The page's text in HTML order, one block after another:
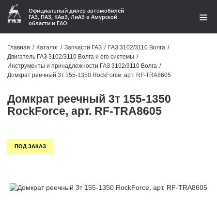
Официальный дилер автомобилей
ГАЗ, ПАЗ, КАвЗ, ЛиАЗ в Амурской
области и ЕАО
Акции
Контакты
Гарантии
Главная / Каталог / Запчасти ГАЗ / ГАЗ 3102/3110 Волга /
Двигатель ГАЗ 3102/3110 Волга и его системы /
Инструменты и принадлежности ГАЗ 3102/3110 Волга /
Домкрат реечный 3т 155-1350 RockForce, арт. RF-TRA8605
Домкрат реечный 3т 155-1350
RockForce, арт. RF-TRA8605
ПОД ЗАКАЗ